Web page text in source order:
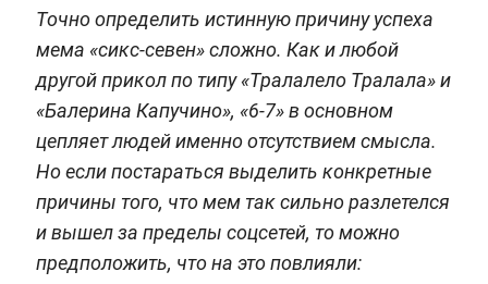
Точно определить истинную причину успеха
мема «сикс-севен» сложно. Как и любой
другой прикол по типу «Тралалело Тралала» и
«Балерина Капучино», «6-7» в основном
цепляет людей именно отсутствием смысла.
Но если постараться выделить конкретные
причины того, что мем так сильно разлетелся
и вышел за пределы соцсетей, то можно
предположить, что на это повлияли: